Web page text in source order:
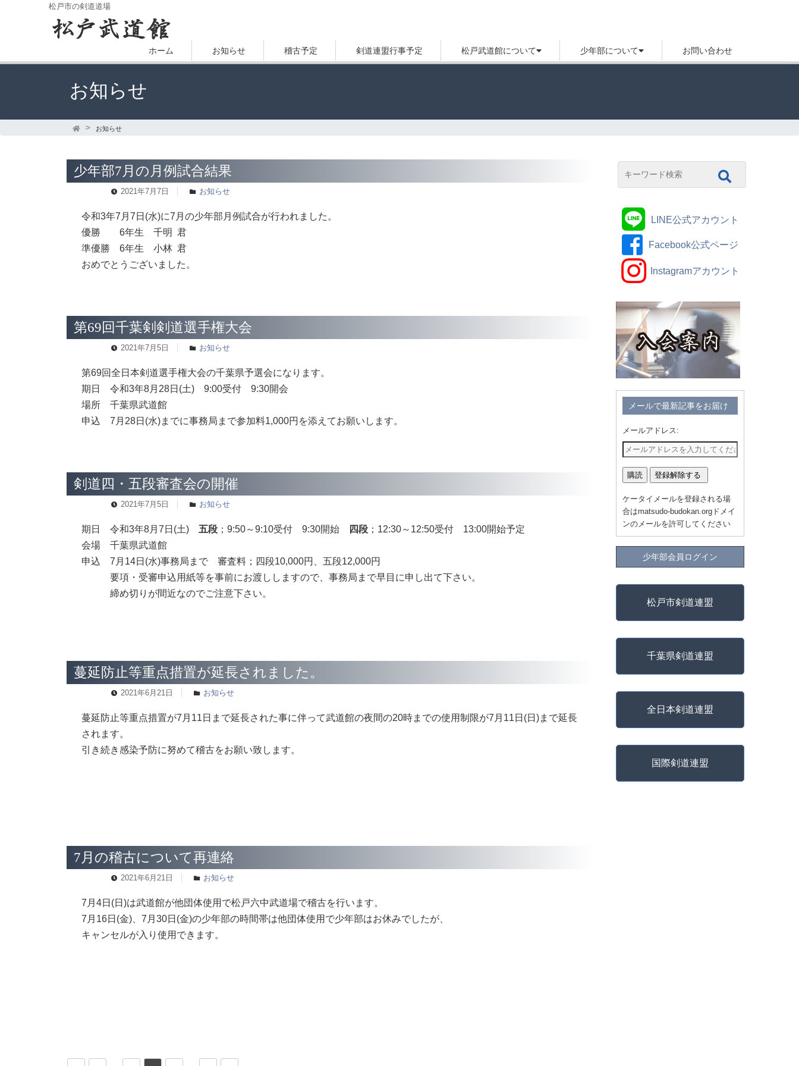
松戸市の剣道道場
ホーム お知らせ 稽古予定 剣道連盟行事予定 松戸武道館について 少年部について お問い合わせ
お知らせ
お知らせ
少年部7月の月例試合結果
2021年7月7日 お知らせ
令和3年7月7日(水)に7月の少年部月例試合が行われました。
優勝 6年生 千明 君
準優勝 6年生 小林 君
おめでとうございました。
第69回千葉剣剣道選手権大会
2021年7月5日 お知らせ
第69回全日本剣道選手権大会の千葉県予選会になります。
期日 令和3年8月28日(土) 9:00受付 9:30開会
場所 千葉県武道館
申込 7月28日(水)までに事務局まで参加料1,000円を添えてお願いします。
剣道四・五段審査会の開催
2021年7月5日 お知らせ
期日 令和3年8月7日(土) 五段 ；9:50～9:10受付 9:30開始 四段 ；12:30～12:50受付 13:00開始予定
会場 千葉県武道館
申込 7月14日(水)事務局まで 審査料；四段10,000円、五段12,000円
要項・受審申込用紙等を事前にお渡ししますので、事務局まで早目に申し出て下さい。
締め切りが間近なのでご注意下さい。
蔓延防止等重点措置が延長されました。
2021年6月21日 お知らせ
蔓延防止等重点措置が7月11日まで延長された事に伴って武道館の夜間の20時までの使用制限が7月11日(日)まで延長
されます。
引き続き感染予防に努めて稽古をお願い致します。
7月の稽古について再連絡
2021年6月21日 お知らせ
7月4日(日)は武道館が他団体使用で松戸六中武道場で稽古を行います。
7月16日(金)、7月30日(金)の少年部の時間帯は他団体使用で少年部はお休みでしたが、
キャンセルが入り使用できます。
LINE公式アカウント
Facebook公式ページ
Instagramアカウント
メールで最新記事をお届け
メールアドレス:
ケータイメールを登録される場
合はmatsudo-budokan.orgドメイ
ンのメールを許可してください
少年部会員ログイン
松戸市剣道連盟
千葉県剣道連盟
全日本剣道連盟
国際剣道連盟